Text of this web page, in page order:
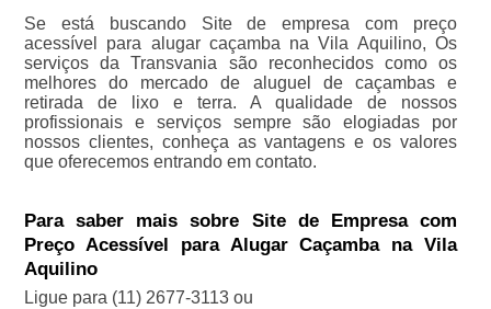
Se está buscando Site de empresa com preço
acessível para alugar caçamba na Vila Aquilino, Os
serviços da Transvania são reconhecidos como os
melhores do mercado de aluguel de caçambas e
retirada de lixo e terra. A qualidade de nossos
profissionais e serviços sempre são elogiadas por
nossos clientes, conheça as vantagens e os valores
que oferecemos entrando em contato.
Para saber mais sobre Site de Empresa com
Preço Acessível para Alugar Caçamba na Vila
Aquilino
Ligue para (11) 2677-3113ou